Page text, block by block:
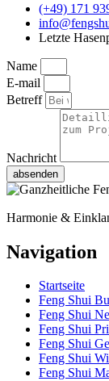
(+49) 171
Letzte
Name
E-mail
Betreff
Nachricht
absenden
Harmonie &
Navigation
Startseite
Feng Shui
Feng Shui
Feng Shui
Feng Shui
Feng Shui
Feng Shui